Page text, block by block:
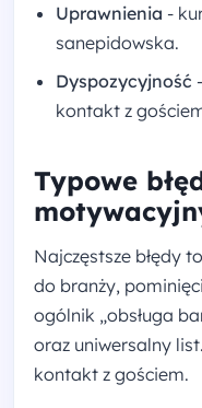
Uprawnienia -
sanepidowska.
Dyspozycyjność
kontakt z
Typowe
Najczęstsze błędy
do branży,
ogólnik „obsługa
oraz uniwersalny
kontakt z gościem.